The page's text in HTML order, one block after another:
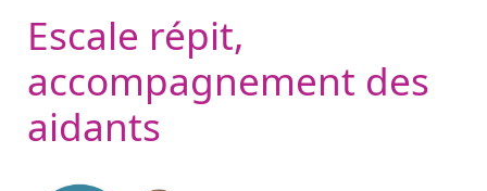
Escale répit,
accompagnement des
aidants